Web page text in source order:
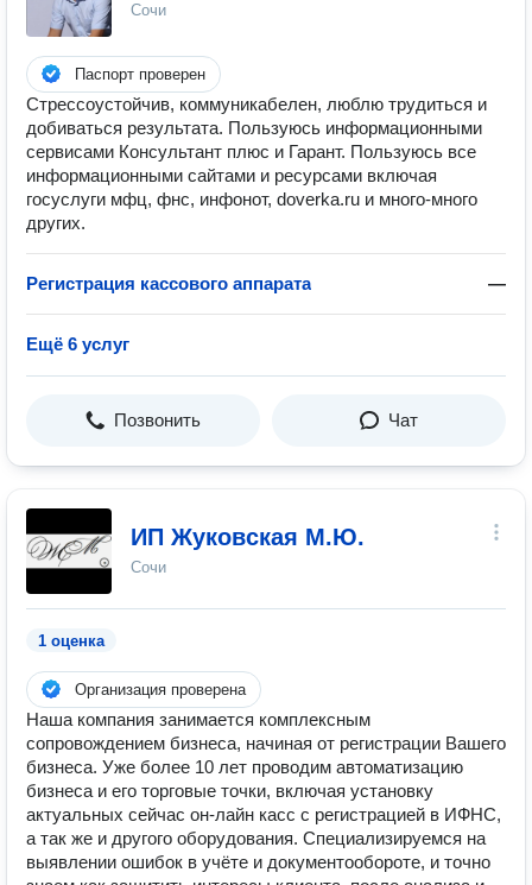
Сочи
Паспорт проверен
Стрессоустойчив, коммуникабелен, люблю трудиться и
добиваться результата. Пользуюсь информационными
сервисами Консультант плюс и Гарант. Пользуюсь все
информационными сайтами и ресурсами включая
госуслуги мфц, фнс, инфонот, dоverka.ru и много-много
других.
Регистрация кассового аппарата —
Ещё 6 услуг
Позвонить Чат
ИП Жуковская М.Ю.
Сочи
1 оценка
Организация проверена
Наша компания занимается комплексным
сопровождением бизнеса, начиная от регистрации Вашего
бизнеса. Уже более 10 лет проводим автоматизацию
бизнеса и его торговые точки, включая установку
актуальных сейчас он-лайн касс с регистрацией в ИФНС,
а так же и другого оборудования. Специализируемся на
выявлении ошибок в учёте и документообороте, и точно